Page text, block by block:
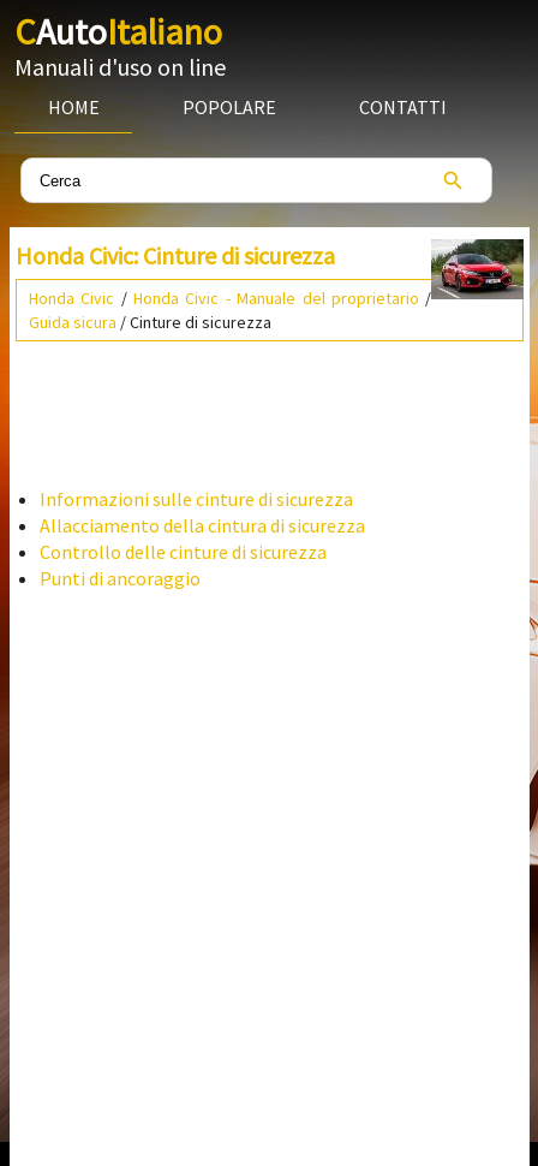
CAutoItaliano
Manuali d'uso on line
HOME POPOLARE CONTATTI
Honda Civic: Cinture di sicurezza
Honda Civic /Honda Civic - Manuale del proprietario /
Guida sicura / Cinture di sicurezza
Informazioni sulle cinture di sicurezza
Allacciamento della cintura di sicurezza
Controllo delle cinture di sicurezza
Punti di ancoraggio